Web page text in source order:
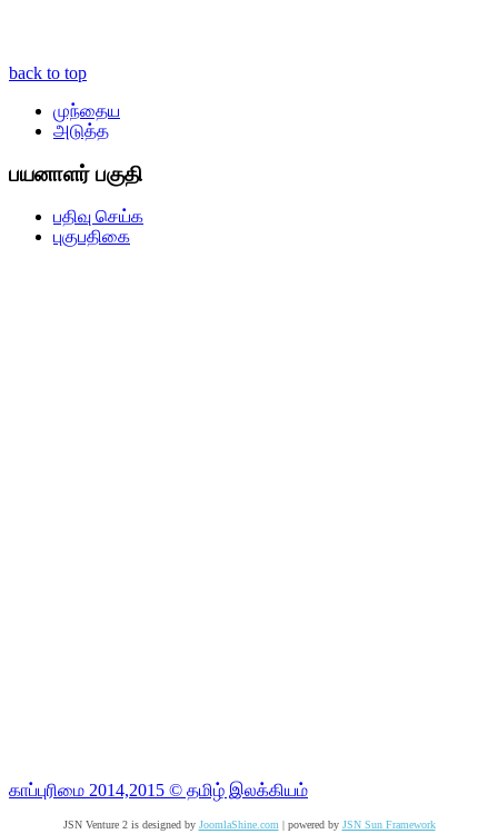
back to top
முந்தைய
அடுத்த
பயனாளர் பகுதி
பதிவு செய்க
புகுபதிகை
காப்புரிமை 2014,2015 © தமிழ் இலக்கியம்
JSN Venture 2 is designed by JoomlaShine.com| powered by JSN Sun Framework